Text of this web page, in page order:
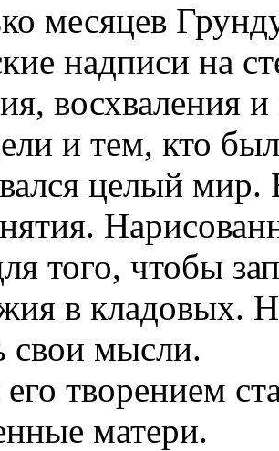
месяцев
надписи на
восхваления
и тем, кто
целый мир.
того, чтобы
в кладовых.
свои мысли.
творением
матери.